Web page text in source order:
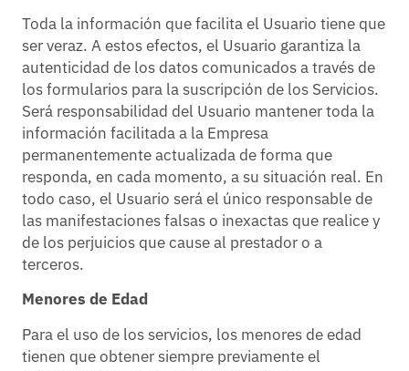
Toda la información que facilita el Usuario tiene que
ser veraz. A estos efectos, el Usuario garantiza la
autenticidad de los datos comunicados a través de
los formularios para la suscripción de los Servicios.
Será responsabilidad del Usuario mantener toda la
información facilitada a la Empresa
permanentemente actualizada de forma que
responda, en cada momento, a su situación real. En
todo caso, el Usuario será el único responsable de
las manifestaciones falsas o inexactas que realice y
de los perjuicios que cause al prestador o a
terceros.
Menores de Edad
Para el uso de los servicios, los menores de edad
tienen que obtener siempre previamente el